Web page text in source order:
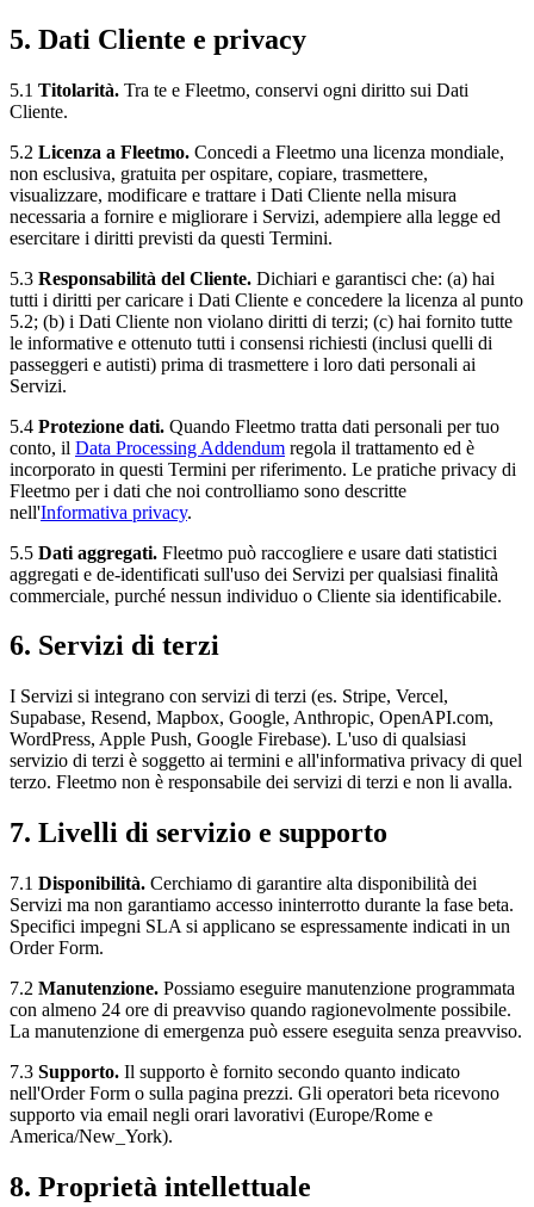
5. Dati Cliente e privacy
5.1 Titolarità. Tra te e Fleetmo, conservi ogni diritto sui Dati
Cliente.
5.2 Licenza a Fleetmo. Concedi a Fleetmo una licenza mondiale,
non esclusiva, gratuita per ospitare, copiare, trasmettere,
visualizzare, modificare e trattare i Dati Cliente nella misura
necessaria a fornire e migliorare i Servizi, adempiere alla legge ed
esercitare i diritti previsti da questi Termini.
5.3 Responsabilità del Cliente. Dichiari e garantisci che: (a) hai
tutti i diritti per caricare i Dati Cliente e concedere la licenza al punto
5.2; (b) i Dati Cliente non violano diritti di terzi; (c) hai fornito tutte
le informative e ottenuto tutti i consensi richiesti (inclusi quelli di
passeggeri e autisti) prima di trasmettere i loro dati personali ai
Servizi.
5.4 Protezione dati. Quando Fleetmo tratta dati personali per tuo
conto, il Data Processing Addendum regola il trattamento ed è
incorporato in questi Termini per riferimento. Le pratiche privacy di
Fleetmo per i dati che noi controlliamo sono descritte
nell'Informativa privacy.
5.5 Dati aggregati. Fleetmo può raccogliere e usare dati statistici
aggregati e de-identificati sull'uso dei Servizi per qualsiasi finalità
commerciale, purché nessun individuo o Cliente sia identificabile.
6. Servizi di terzi
I Servizi si integrano con servizi di terzi (es. Stripe, Vercel,
Supabase, Resend, Mapbox, Google, Anthropic, OpenAPI.com,
WordPress, Apple Push, Google Firebase). L'uso di qualsiasi
servizio di terzi è soggetto ai termini e all'informativa privacy di quel
terzo. Fleetmo non è responsabile dei servizi di terzi e non li avalla.
7. Livelli di servizio e supporto
7.1 Disponibilità. Cerchiamo di garantire alta disponibilità dei
Servizi ma non garantiamo accesso ininterrotto durante la fase beta.
Specifici impegni SLA si applicano se espressamente indicati in un
Order Form.
7.2 Manutenzione. Possiamo eseguire manutenzione programmata
con almeno 24 ore di preavviso quando ragionevolmente possibile.
La manutenzione di emergenza può essere eseguita senza preavviso.
7.3 Supporto. Il supporto è fornito secondo quanto indicato
nell'Order Form o sulla pagina prezzi. Gli operatori beta ricevono
supporto via email negli orari lavorativi (Europe/Rome e
America/New_York).
8. Proprietà intellettuale